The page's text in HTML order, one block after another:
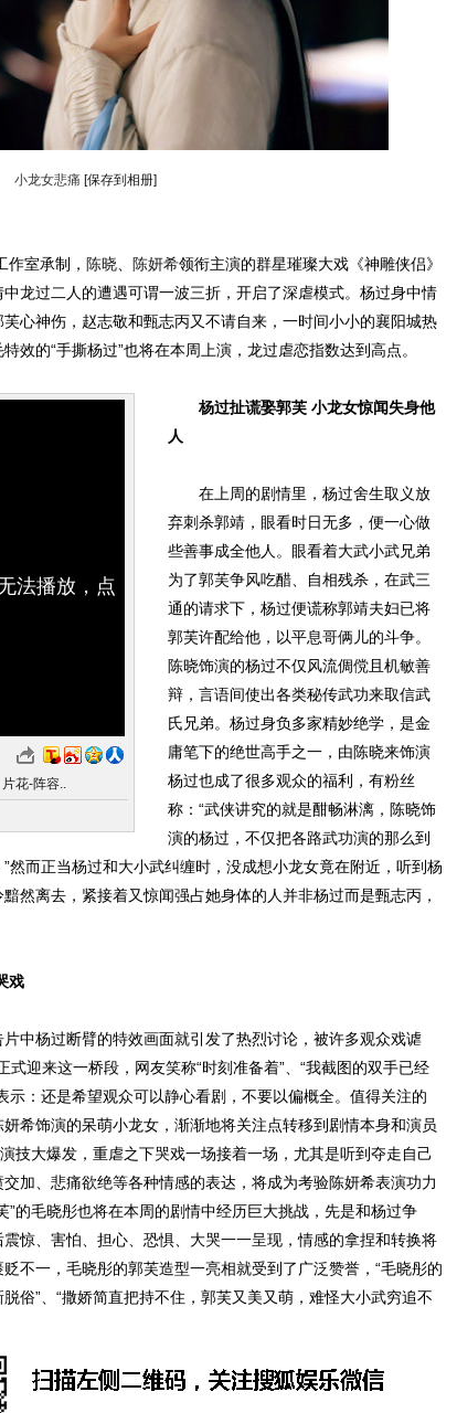
小龙女悲痛 [保存到相册]
作室承制， 陈晓 陈妍希领衔主演的群星璀璨大戏《神雕侠侣》
龙过二人的遭遇可谓一波三折，开启了深虐模式。杨过身中情
心神伤，赵志敬和甄志丙又不请自来，一时间小小的襄阳城热
效的“手撕杨过”也将在本周上演，龙过虐恋指数达到高点。
法播放，点
片花-阵容..
杨过扯谎娶郭芙 小龙女惊闻失身他
人
在上周的剧情里，杨过舍生取义放
弃刺杀郭靖，眼看时日无多，便一心做
些善事成全他人。眼看着大武小武兄弟
为了郭芙争风吃醋、自相残杀，在武三
通的请求下，杨过便谎称郭靖夫妇已将
郭芙许配给他，以平息哥俩儿的斗争。
陈晓饰演的杨过不仅风流倜傥且机敏善
辩，言语间使出各类秘传武功来取信武
氏兄弟。杨过身负多家精妙绝学，是金
庸笔下的绝世高手之一，由陈晓来饰演
杨过也成了很多观众的福利，有粉丝
称：“武侠讲究的就是酣畅淋漓，陈晓饰
演的杨过，不仅把各路武功演的那么到
然而正当杨过和大小武纠缠时，没成想小龙女竟在附近，听到杨
然离去，紧接着又惊闻强占她身体的人并非杨过而是甄志丙，
戏
杨过断臂的特效画面就引发了热烈讨论，被许多观众戏谑
式迎来这一桥段，网友笑称“时刻准备着”、“我截图的双手已经
示：还是希望观众可以静心看剧，不要以偏概全。值得关注的
希饰演的呆萌小龙女，渐渐地将关注点转移到剧情本身和演员
技大爆发，重虐之下哭戏一场接着一场，尤其是听到夺走自己
加、悲痛欲绝等各种情感的表达，将成为考验陈妍希表演功力
”的毛晓彤也将在本周的剧情中经历巨大挑战，先是和杨过争
惊、害怕、担心、恐惧、大哭一一呈现，情感的拿捏和转换将
不一，毛晓彤的郭芙造型一亮相就受到了广泛赞誉，“毛晓彤的
俗”、“撒娇简直把持不住，郭芙又美又萌，难怪大小武穷追不